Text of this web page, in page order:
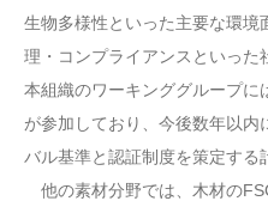
生物多様性といった主要な環境
理・コンプライアンスといった
本組織のワーキンググループに
が参加しており、今後数年以
バル基準と認証制度を策定する
他の素材分野では、木材の